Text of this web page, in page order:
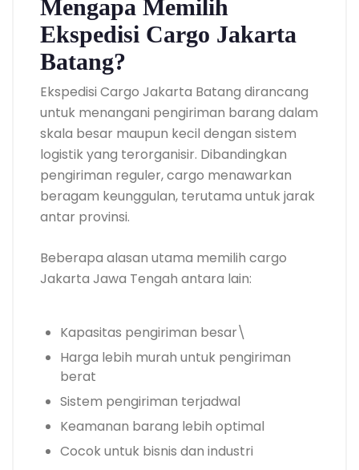
Mengapa Memilih
Ekspedisi Cargo Jakarta
Batang?
Ekspedisi Cargo Jakarta Batang dirancang
untuk menangani pengiriman barang dalam
skala besar maupun kecil dengan sistem
logistik yang terorganisir. Dibandingkan
pengiriman reguler, cargo menawarkan
beragam keunggulan, terutama untuk jarak
antar provinsi.
Beberapa alasan utama memilih cargo
Jakarta Jawa Tengah antara lain:
Kapasitas pengiriman besar\
Harga lebih murah untuk pengiriman
berat
Sistem pengiriman terjadwal
Keamanan barang lebih optimal
Cocok untuk bisnis dan industri